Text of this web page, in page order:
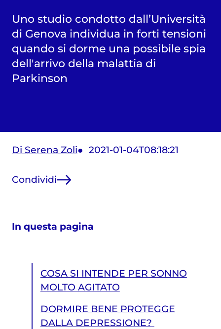
Uno studio condotto dall’Università
di Genova individua in forti tensioni
quando si dorme una possibile spia
dell'arrivo della malattia di
Parkinson
Di Serena Zoli 2021-01-04T08:18:21
Condividi
In questa pagina
COSA SI INTENDE PER SONNO
MOLTO AGITATO
DORMIRE BENE PROTEGGE
DALLA DEPRESSIONE?